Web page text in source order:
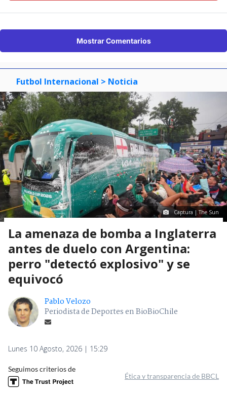
Mostrar Comentarios
Futbol Internacional > Noticia
Captura | The Sun
La amenaza de bomba a Inglaterra
antes de duelo con Argentina:
perro "detectó explosivo" y se
equivocó
Pablo Velozo
Periodista de Deportes en BioBioChile
Lunes 10 Agosto, 2026 | 15:29
Seguimos criterios de
Ética y transparencia de BBCL